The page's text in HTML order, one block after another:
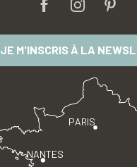
JE M'INSCRIS À LA
PARIS
NANTES